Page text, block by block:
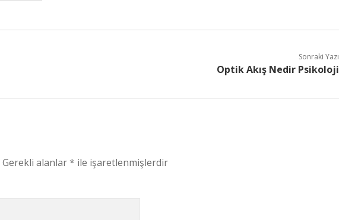
Sonraki Yazı
Optik Akış Nedir Psikoloji
Gerekli alanlar* ile işaretlenmişlerdir